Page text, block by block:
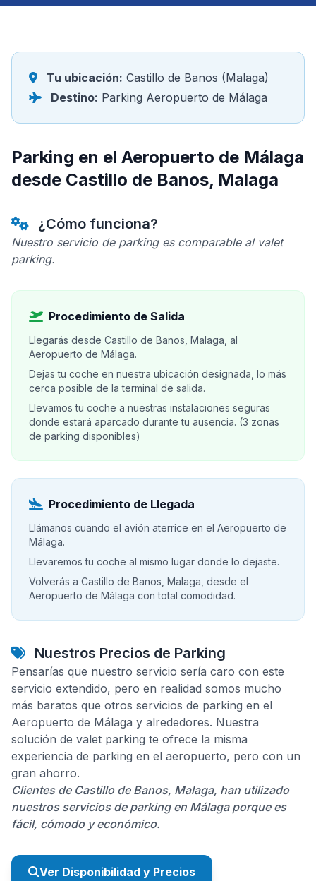
Tu ubicación: Castillo de Banos (Malaga)
Destino: Parking Aeropuerto de Málaga
Parking en el Aeropuerto de Málaga
desde Castillo de Banos, Malaga
¿Cómo funciona?
Nuestro servicio de parking es comparable al valet
parking.
Procedimiento de Salida
Llegarás desde Castillo de Banos, Malaga, al
Aeropuerto de Málaga.
Dejas tu coche en nuestra ubicación designada, lo más
cerca posible de la terminal de salida.
Llevamos tu coche a nuestras instalaciones seguras
donde estará aparcado durante tu ausencia. (3 zonas
de parking disponibles)
Procedimiento de Llegada
Llámanos cuando el avión aterrice en el Aeropuerto de
Málaga.
Llevaremos tu coche al mismo lugar donde lo dejaste.
Volverás a Castillo de Banos, Malaga, desde el
Aeropuerto de Málaga con total comodidad.
Nuestros Precios de Parking
Pensarías que nuestro servicio sería caro con este
servicio extendido, pero en realidad somos mucho
más baratos que otros servicios de parking en el
Aeropuerto de Málaga y alrededores. Nuestra
solución de valet parking te ofrece la misma
experiencia de parking en el aeropuerto, pero con un
gran ahorro.
Clientes de Castillo de Banos, Malaga, han utilizado
nuestros servicios de parking en Málaga porque es
fácil, cómodo y económico.
Ver Disponibilidad y Precios